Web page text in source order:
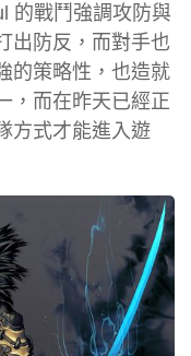
的戰鬥強調攻防與
出防反，而對手也
的策略性，也造就
，而在昨天已經正
方式才能進入遊